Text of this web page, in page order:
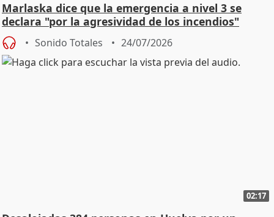
Marlaska dice que la emergencia a nivel 3 se
declara "por la agresividad de los incendios"
Sonido Totales 24/07/2026
02:17